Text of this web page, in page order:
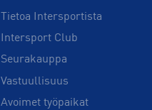
Tietoa Intersportista
Intersport Club
Seurakauppa
Vastuullisuus
Avoimet työpaikat